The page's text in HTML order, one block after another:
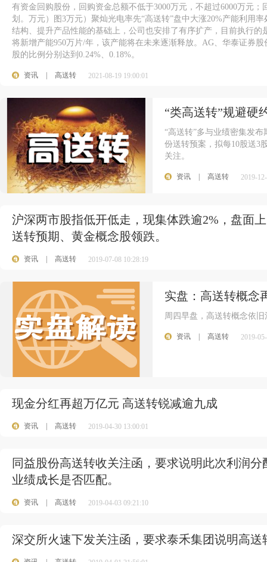
有资金回购股份，回购资金总额不低于3000万元，不超过6000万元
划。万元）图3万元）聚灿光电率先“高送转”盘中大涨20%产能利用
结构、提升产品性能的基础上，公司也安排了有序扩产，目前执行
将新增产能950万片/年，该产能将在未来逐渐释放。AG、华泰证券
股的比例分别达到0.24%、0.18%。
资讯 高送转 2021-08-19 19:00:01
“类高送转”规避硬
“高送转”多与业绩密集发
份送转预案，拟每10股送3
关注。
资讯 高送转 2019-
沪深两市股指低开低走，现集体跌逾2%，盘面
送转预期、黄金概念股领跌。
资讯 高送转 2019-07-08 10:28:19
实盘：高送转概念
周四早盘，高送转概念依
资讯 高送转 2019-
现金分红再超万亿元 高送转锐减逾九成
资讯 高送转 2019-04-30 13:00:01
同益股份高送转收关注函，要求说明此次利润
业绩成长是否匹配。
资讯 高送转 2019-04-03 09:21:10
深交所火速下发关注函，要求泰禾集团说明高送